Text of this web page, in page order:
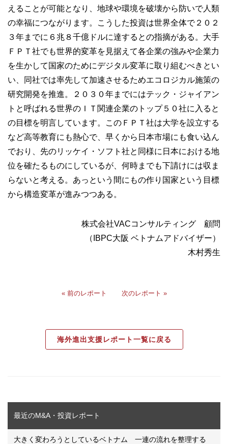
えることが可能となり、地球や環境を破壊から防いで人類
の幸福につながります。こうした投資は世界全体で２０２
３年までに６兆８千億ドルに達するとの指摘がある。大手
ＦＰＴ社でも世界的変革を見据えて各企業の強みや企業力
を生かして国家のためにデジタル変革に取り組むべきとい
い、同社では率先して加速させるためエコロジカル施策の
研究開発を推進。２０３０年までにはテック・ジャイアン
トと呼ばれる世界のＩＴ関連企業のトップ５０社に入ると
の目標を明言しています。このＦＰＴ社は大学を設立する
など高等教育にも熱心で、早くから日本市場にも食い込ん
でおり、先のリッケイ・ソフト社と同様に日本における地
位を確たるものにしているが、何時までも下請けには収ま
らないと考える。あっという間にもの作り国家という目標
から構造変革が進みつつある。
株式会社VACコンサルティング 顧問
（IBPC大阪 ベトナムアドバイザー）
木村秀生
« 前のレポート 次のレポート »
海外進出支援レポート一覧に戻る
最近のM&A・投資レポート
大きく変わろうとしているベトナム 一連の流れを整理する